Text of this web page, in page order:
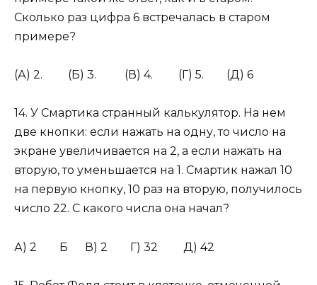
Сколько раз цифра 6 встречалась в старом
примере?
(А) 2. (Б) 3. (В) 4. (Г) 5. (Д) 6​
14. У Смартика странный калькулятор. На нем
две кнопки: если нажать на одну, то число на
экране увеличивается на 2, а если нажать на
вторую, то уменьшается на 1. Смартик нажал 10
на первую кнопку, 10 раз на вторую, получилось
число 22. С какого числа она начал?
А) 2 Б В) 2 Г) 32 Д) 42